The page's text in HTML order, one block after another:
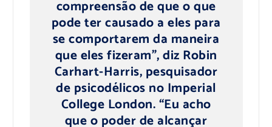
compreensão de que o que
pode ter causado a eles para
se comportarem da maneira
que eles fizeram”, diz Robin
Carhart-Harris, pesquisador
de psicodélicos no Imperial
College London. “Eu acho
que o poder de alcançar